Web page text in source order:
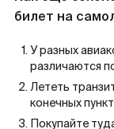
билет на
У разных
различаются
Лететь
конечных
Покупайте